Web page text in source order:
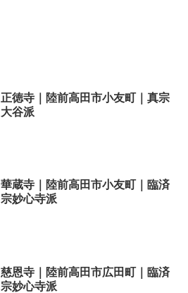
正徳寺｜陸前高田市小友町｜真宗
大谷派
華蔵寺｜陸前高田市小友町｜臨済
宗妙心寺派
慈恩寺｜陸前高田市広田町｜臨済
宗妙心寺派